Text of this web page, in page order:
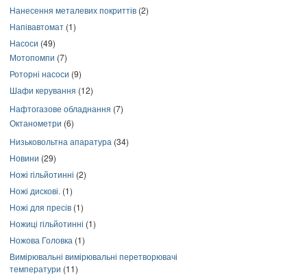
Нанесення металевих покриттів (2)
Напівавтомат (1)
Насоси (49)
Мотопомпи (7)
Роторні насоси (9)
Шафи керування (12)
Нафтогазове обладнання (7)
Октанометри (6)
Низьковольтна апаратура (34)
Новини (29)
Ножі гільйотинні (2)
Ножі дискові. (1)
Ножі для пресів (1)
Ножиці гільйотинні (1)
Ножова Головка (1)
Вимірювальні вимірювальні перетворювачі
температури (11)